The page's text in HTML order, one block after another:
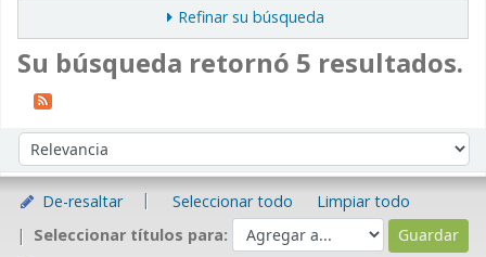
Refinar su búsqueda
Su búsqueda retornó 5 resultados.
Ordenar por:
De-resaltar Seleccionar todo
Limpiar todo
Seleccionar títulos para: